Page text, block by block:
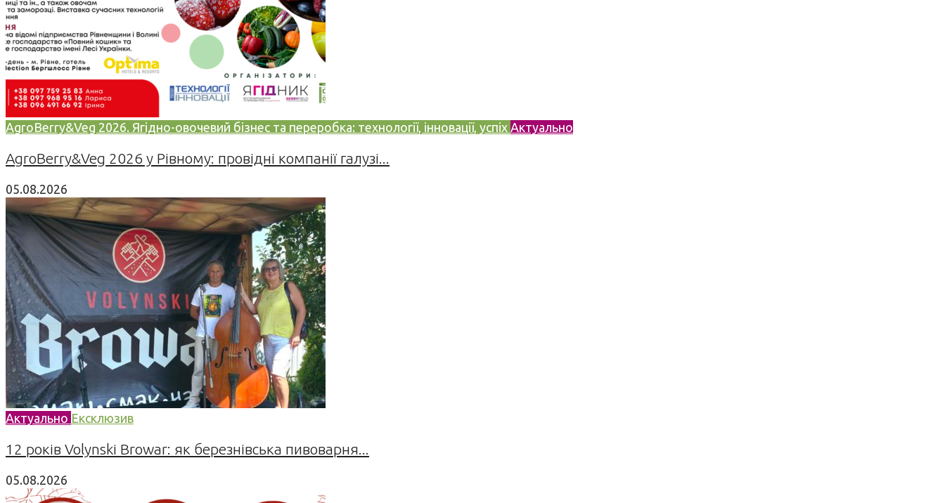
AgroBerry&Veg 2026. Ягідно-овочевий бізнес та переробка: технології, інновації, успіх Актуально
AgroBerry&Veg 2026 у Рівному: провідні компанії галузі...
05.08.2026
Актуально Ексклюзив
12 років Volynski Browar: як березнівська пивоварня...
05.08.2026